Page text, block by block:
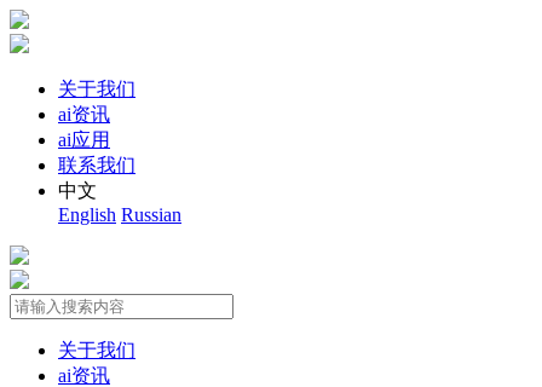
关于我们
ai资讯
ai应用
联系我们
中文
English Russian
关于我们
ai资讯